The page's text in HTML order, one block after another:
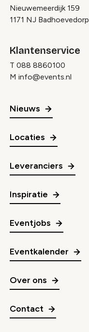
Nieuwemeerdijk 159
1171 NJ Badhoevedorp
Klantenservice
T 088 8860100
M info@events.nl
Nieuws
Locaties
Leveranciers
Inspiratie
Eventjobs
Eventkalender
Over ons
Contact